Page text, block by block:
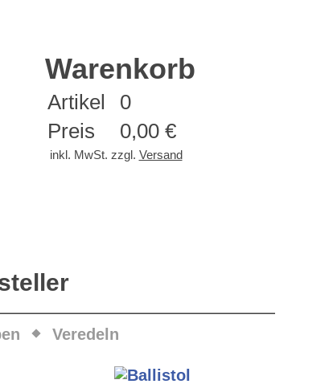
Warenkorb
Artikel
0
Preis
0,00 €
inkl. MwSt. zzgl. Versand
Veredeln